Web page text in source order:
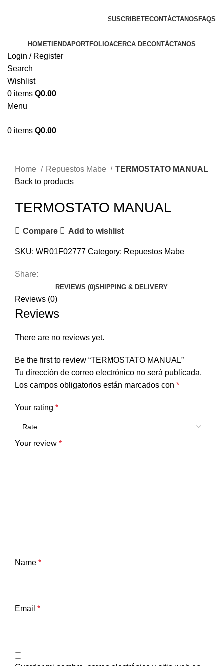
SUSCRIBETECONTÁCTANOS FAQS
HOMETIENDAPORTFOLIOACERCA DECONTÁCTANOS
Login / Register
Search
Wishlist
0 items Q0.00
Menu
0 items Q0.00
Home
Repuestos Mabe
TERMOSTATO MANUAL
Back to products
TERMOSTATO MANUAL
Compare Add to wishlist
SKU: WR01F02777 Category: Repuestos Mabe
Share:
REVIEWS (0)SHIPPING & DELIVERY
Reviews (0)
Reviews
There are no reviews yet.
Be the first to review “TERMOSTATO MANUAL”
Tu dirección de correo electrónico no será publicada.
Los campos obligatorios están marcados con *
Your rating *
Your review *
Name *
Email *